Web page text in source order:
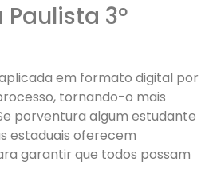
3º
em formato digital por
tornando-o mais
porventura algum estudante
estaduais oferecem
garantir que todos possam